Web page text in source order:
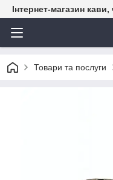
Інтернет-магазин
Товари та послуги